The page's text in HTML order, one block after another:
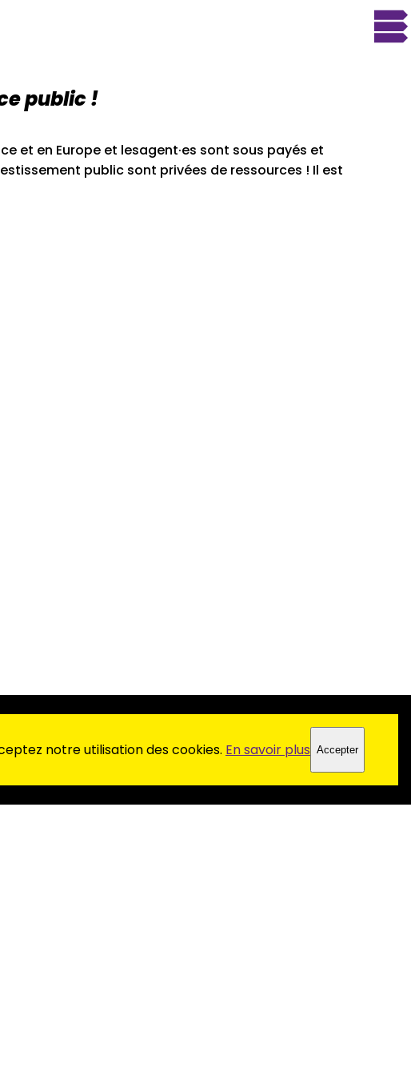
public !
et en Europe et lesagent·es sont sous payés et
public sont privées de ressources ! Il est
notre utilisation des cookies. En savoir plus Accepter